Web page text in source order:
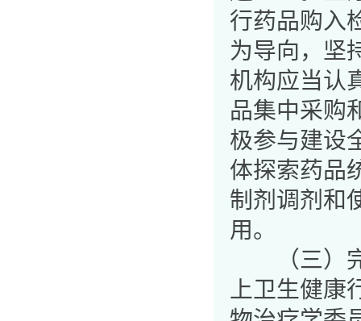
行药品购入
为导向，坚
机构应当认
品集中采购
极参与建设
体探索药品
制剂调剂和
用。
（三）完
上卫生健康